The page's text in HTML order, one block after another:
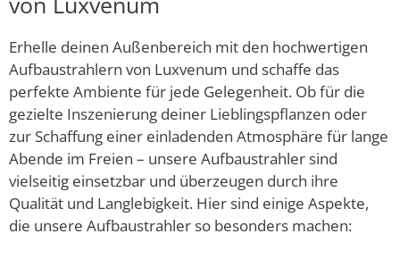
Erhelle deinen Außenbereich mit den hochwertigen
Aufbaustrahlern von Luxvenum und schaffe das
perfekte Ambiente für jede Gelegenheit. Ob für die
gezielte Inszenierung deiner Lieblingspflanzen oder
zur Schaffung einer einladenden Atmosphäre für lange
Abende im Freien – unsere Aufbaustrahler sind
vielseitig einsetzbar und überzeugen durch ihre
Qualität und Langlebigkeit. Hier sind einige Aspekte,
die unsere Aufbaustrahler so besonders machen: